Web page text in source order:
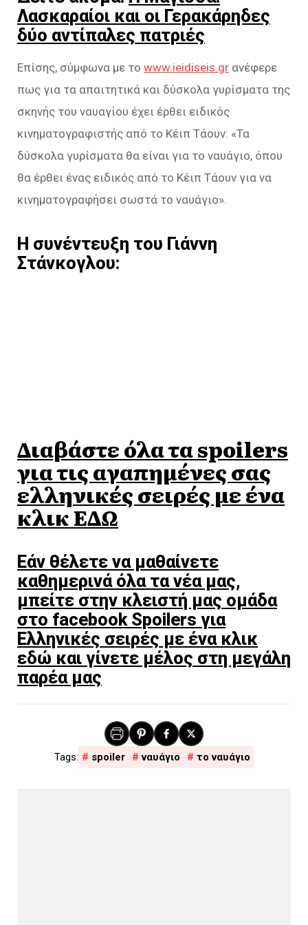
Λασκαραίοι και οι Γερακάρηδες
δύο αντίπαλες πατριές
Επίσης, σύμφωνα με το www.ieidiseis.gr ανέφερε
πως για τα απαιτητικά και δύσκολα γυρίσματα της
σκηνής του ναυαγίου έχει έρθει ειδικός
κινηματογραφιστής από το Κέιπ Τάουν: «Τα
δύσκολα γυρίσματα θα είναι για το ναυάγιο, όπου
θα έρθει ένας ειδικός από το Κέιπ Τάουν για να
κινηματογραφήσει σωστά το ναυάγιο».
Η συνέντευξη του Γιάννη
Στάνκογλου:
Διαβάστε όλα τα spoilers
για τις αγαπημένες σας
ελληνικές σειρές με ένα
κλικ ΕΔΩ
Εάν θέλετε να μαθαίνετε
καθημερινά όλα τα νέα μας,
μπείτε στην κλειστή μας ομάδα
στο facebook Spoilers για
Ελληνικές σειρές με ένα κλικ
εδώ και γίνετε μέλος στη μεγάλη
παρέα μας
spoiler ναυάγιο το ναυάγιο